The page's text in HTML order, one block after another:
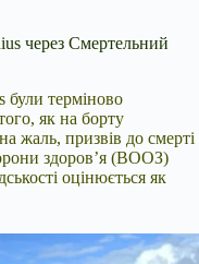
через Смертельний
були терміново
як на борту
жаль, призвів до смерті
здоров’я (ВООЗ)
оцінюється як